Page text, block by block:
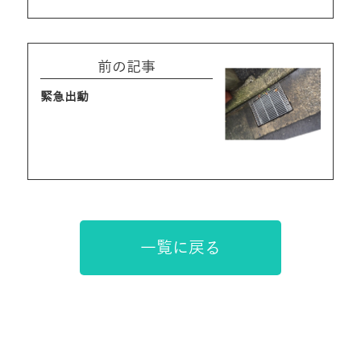
前の記事
緊急出動
一覧に戻る